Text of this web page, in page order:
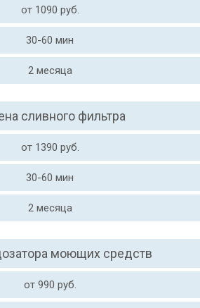
от 1090 руб.
30-60 мин
2 месяца
сливного фильтра
от 1390 руб.
30-60 мин
2 месяца
моющих средств
от 990 руб.